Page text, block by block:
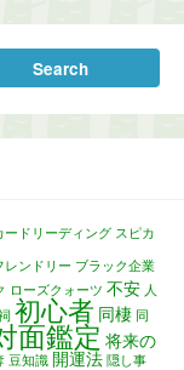
ードリーディング スピカ
レンドリー ブラック企業
ローズクォーツ 不安 人
初心者 同棲 同
面鑑定 将来の
豆知識 開運法 隠し事